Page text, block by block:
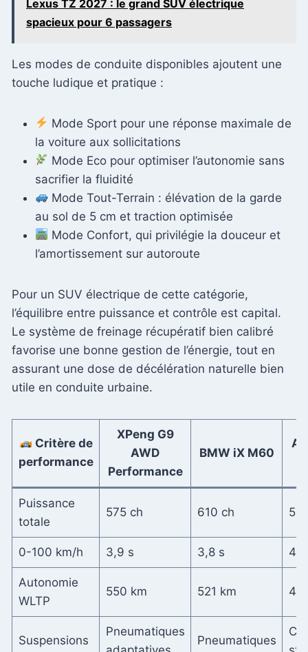
Lexus TZ 2027 : le grand SUV électrique
spacieux pour 6 passagers
Les modes de conduite disponibles ajoutent une
touche ludique et pratique :
Mode Sport pour une réponse maximale de
la voiture aux sollicitations
Mode Eco pour optimiser l’autonomie sans
sacrifier la fluidité
Mode Tout-Terrain : élévation de la garde
au sol de 5 cm et traction optimisée
Mode Confort, qui privilégie la douceur et
l’amortissement sur autoroute
Pour un SUV électrique de cette catégorie,
l’équilibre entre puissance et contrôle est capital.
Le système de freinage récupératif bien calibré
favorise une bonne gestion de l’énergie, tout en
assurant une dose de décélération naturelle bien
utile en conduite urbaine.
Critère de
performance
XPeng G9
AWD
Performance
BMW iX M60
Puissance
totale
575 ch 610 ch
0-100 km/h 3,9 s 3,8 s
Autonomie
WLTP
550 km 521 km
Suspensions
Pneumatiques
Pneumatiques